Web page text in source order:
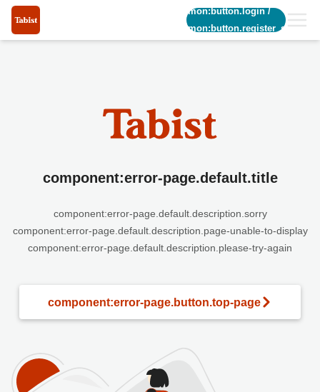
common:button.login/
common:button.register_short
component:error-page.default.title
component:error-page.default.description.sorry
component:error-page.default.description.page-unable-to-display
component:error-page.default.description.please-try-again
component:error-page.button.top-page